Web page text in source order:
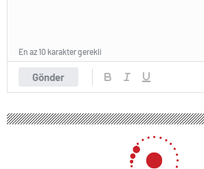
Gönder
En az 10 karakter gerekli